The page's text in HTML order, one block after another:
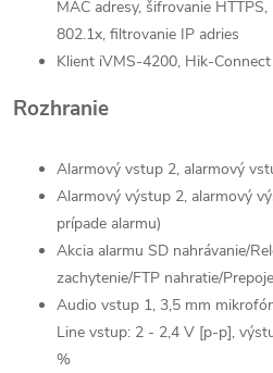
MAC adresy, šifrovanie
802.1x, filtrovanie IP adries
Klient iVMS-4200, Hik-Connect
Rozhranie
Alarmový vstup 2, alarmový
Alarmový výstup 2, alarmový
prípade alarmu)
Akcia alarmu SD nahrávanie/
zachytenie/FTP nahratie/
Audio vstup 1, 3,5 mm
Line vstup: 2 - 2,4 V [p-p],
%